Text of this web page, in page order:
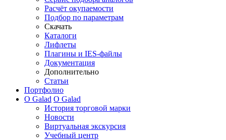
Расчёт окупаемости
Подбор по параметрам
Скачать
Каталоги
Лифлеты
Плагины и IES-файлы
Документация
Дополнительно
Статьи
Портфолио
О Galad О Galad
История торговой марки
Новости
Виртуальная экскурсия
Учебный центр